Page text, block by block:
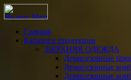
Главная
Каталоги продукции
.ВЕРХНЯЯ ОДЕЖДА
Демисезонные
Демисезонные
Демисезонные